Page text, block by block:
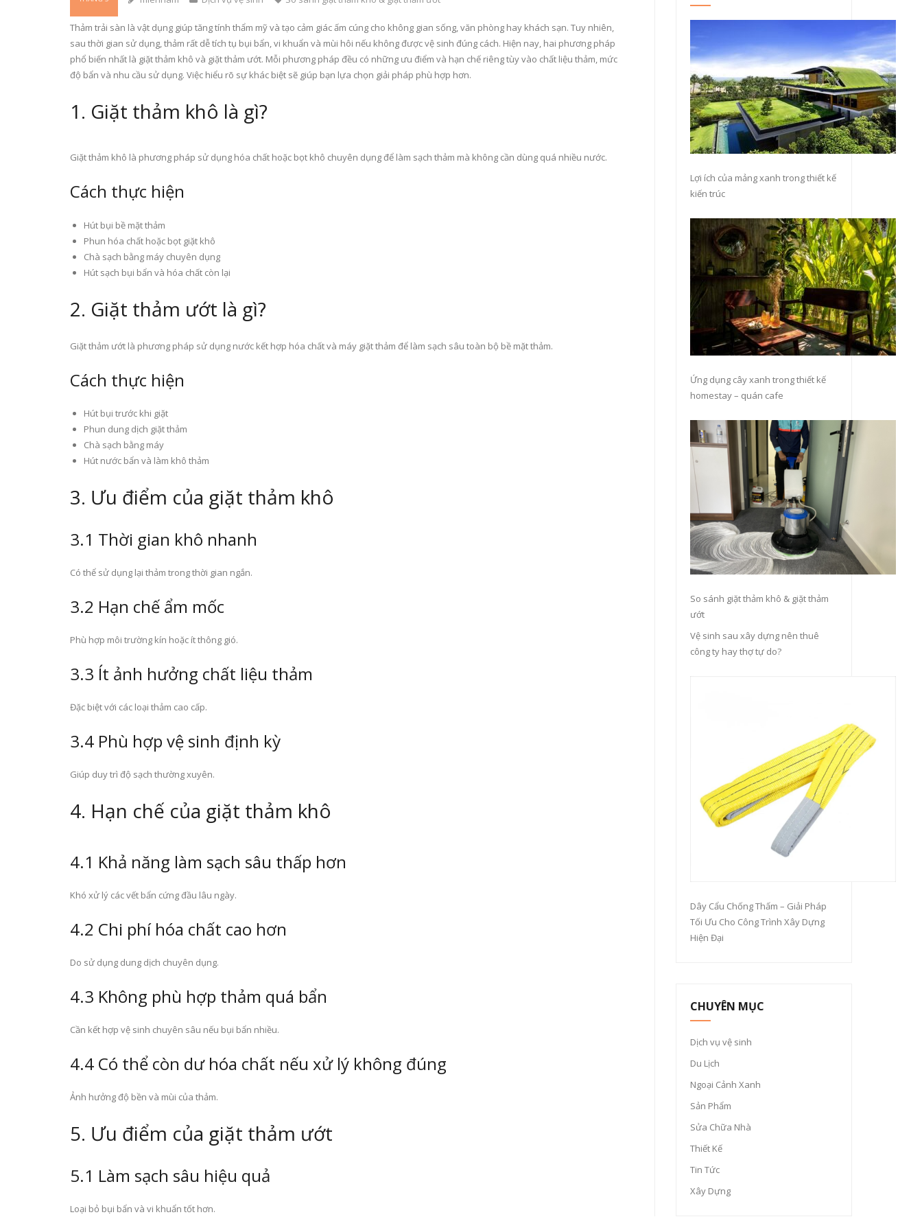
Thảm trải sàn là vật dụng giúp tăng tính thẩm mỹ và tạo cảm giác ấm cúng cho không gian sống, văn phòng hay khách sạn. Tuy nhiên,
sau thời gian sử dụng, thảm rất dễ tích tụ bụi bẩn, vi khuẩn và mùi hôi nếu không được vệ sinh đúng cách. Hiện nay, hai phương pháp
phổ biến nhất là giặt thảm khô và giặt thảm ướt. Mỗi phương pháp đều có những ưu điểm và hạn chế riêng tùy vào chất liệu thảm, mức
độ bẩn và nhu cầu sử dụng. Việc hiểu rõ sự khác biệt sẽ giúp bạn lựa chọn giải pháp phù hợp hơn.
1. Giặt thảm khô là gì?
Giặt thảm khô là phương pháp sử dụng hóa chất hoặc bọt khô chuyên dụng để làm sạch thảm mà không cần dùng quá nhiều nước.
Cách thực hiện
Hút bụi bề mặt thảm
Phun hóa chất hoặc bọt giặt khô
Chà sạch bằng máy chuyên dụng
Hút sạch bụi bẩn và hóa chất còn lại
2. Giặt thảm ướt là gì?
Giặt thảm ướt là phương pháp sử dụng nước kết hợp hóa chất và máy giặt thảm để làm sạch sâu toàn bộ bề mặt thảm.
Cách thực hiện
Hút bụi trước khi giặt
Phun dung dịch giặt thảm
Chà sạch bằng máy
Hút nước bẩn và làm khô thảm
3. Ưu điểm của giặt thảm khô
3.1 Thời gian khô nhanh
Có thể sử dụng lại thảm trong thời gian ngắn.
3.2 Hạn chế ẩm mốc
Phù hợp môi trường kín hoặc ít thông gió.
3.3 Ít ảnh hưởng chất liệu thảm
Đặc biệt với các loại thảm cao cấp.
3.4 Phù hợp vệ sinh định kỳ
Giúp duy trì độ sạch thường xuyên.
4. Hạn chế của giặt thảm khô
4.1 Khả năng làm sạch sâu thấp hơn
Khó xử lý các vết bẩn cứng đầu lâu ngày.
4.2 Chi phí hóa chất cao hơn
Do sử dụng dung dịch chuyên dụng.
4.3 Không phù hợp thảm quá bẩn
Cần kết hợp vệ sinh chuyên sâu nếu bụi bẩn nhiều.
4.4 Có thể còn dư hóa chất nếu xử lý không đúng
Ảnh hưởng độ bền và mùi của thảm.
5. Ưu điểm của giặt thảm ướt
5.1 Làm sạch sâu hiệu quả
Loại bỏ bụi bẩn và vi khuẩn tốt hơn.
Lợi ích của mảng xanh trong thiết kế
kiến trúc
Ứng dụng cây xanh trong thiết kế
homestay – quán cafe
So sánh giặt thảm khô & giặt thảm
ướt
Vệ sinh sau xây dựng nên thuê
công ty hay thợ tự do?
Dây Cẩu Chống Thấm – Giải Pháp
Tối Ưu Cho Công Trình Xây Dựng
Hiện Đại
CHUYÊN MỤC
Dịch vụ vệ sinh
Du Lịch
Ngoại Cảnh Xanh
Sản Phẩm
Sửa Chữa Nhà
Thiết Kế
Tin Tức
Xây Dựng